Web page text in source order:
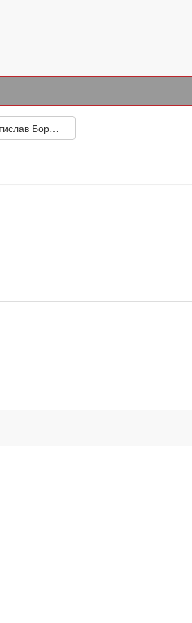
Козьмин Мстислав Борисович